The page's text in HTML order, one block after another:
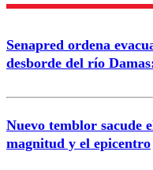
Correo
Senapred ordena
desborde del río
Nuevo temblor sacude
magnitud y el epicentro